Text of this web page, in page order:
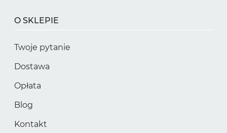
O SKLEPIE
Twoje pytanie
Dostawa
Opłata
Blog
Kontakt